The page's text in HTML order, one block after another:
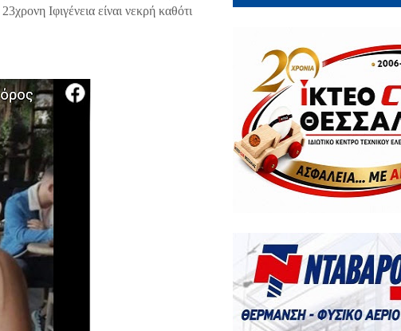
Ιφιγένεια είναι νεκρή καθότι